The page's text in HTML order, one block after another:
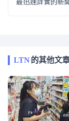
最迅速詳實的新
LTN的其他文